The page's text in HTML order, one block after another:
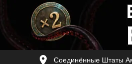
Соединённые Штаты